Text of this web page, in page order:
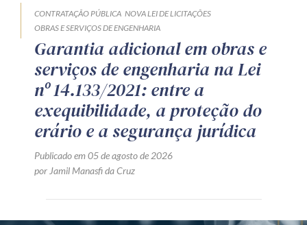
CONTRATAÇÃO PÚBLICA NOVA LEI DE LICITAÇÕES
OBRAS E SERVIÇOS DE ENGENHARIA
Garantia adicional em obras e
serviços de engenharia na Lei
nº 14.133/2021: entre a
exequibilidade, a proteção do
erário e a segurança jurídica
Publicado em 05 de agosto de 2026
por Jamil Manasfi da Cruz